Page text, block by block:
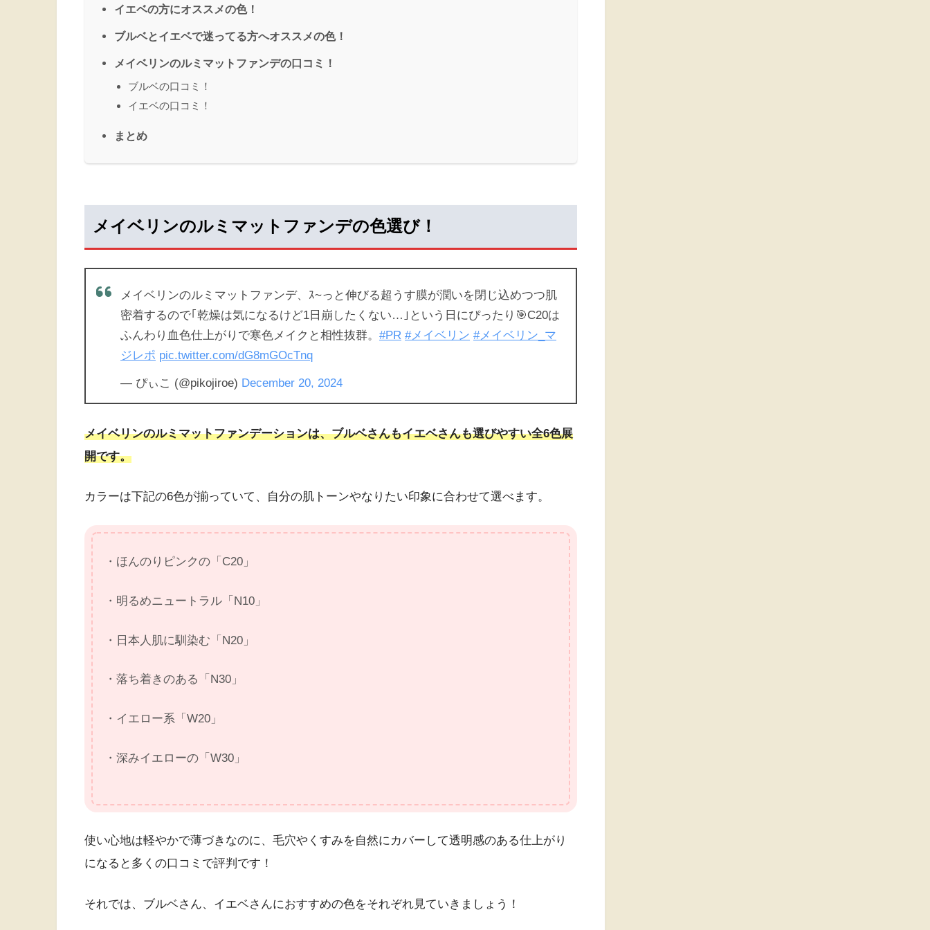
イエベの方にオススメの色！
ブルベとイエベで迷ってる方へオススメの色！
メイベリンのルミマットファンデの口コミ！
ブルベの口コミ！
イエベの口コミ！
まとめ
メイベリンのルミマットファンデの色選び！
メイベリンのルミマットファンデ、ｽ~っと伸びる超うす膜が潤いを閉じ込めつつ肌
密着するので｢乾燥は気になるけど1日崩したくない…｣という日にぴったり🎯C20は
ふんわり血色仕上がりで寒色メイクと相性抜群。 #PR #メイベリン #メイベリン_マ
ジレポ pic.twitter.com/dG8mGOcTnq
— ぴぃこ (@pikojiroe) December 20, 2024
メイベリンのルミマットファンデーションは、ブルベさんもイエベさんも選びやすい全6色展
開です。
カラーは下記の6色が揃っていて、自分の肌トーンやなりたい印象に合わせて選べます。
・ほんのりピンクの「C20」
・明るめニュートラル「N10」
・日本人肌に馴染む「N20」
・落ち着きのある「N30」
・イエロー系「W20」
・深みイエローの「W30」
使い心地は軽やかで薄づきなのに、毛穴やくすみを自然にカバーして透明感のある仕上がり
になると多くの口コミで評判です！
それでは、ブルベさん、イエベさんにおすすめの色をそれぞれ見ていきましょう！